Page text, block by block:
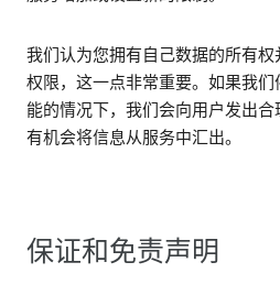
我们认为您拥有自己数据的所有
权限，这一点非常重要。如果我
能的情况下，我们会向用户发出
有机会将信息从服务中汇出。
保证和免责声明